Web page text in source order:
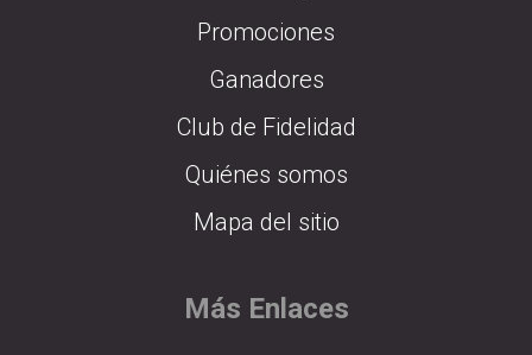
Promociones
Ganadores
Club de Fidelidad
Quiénes somos
Mapa del sitio
Más Enlaces